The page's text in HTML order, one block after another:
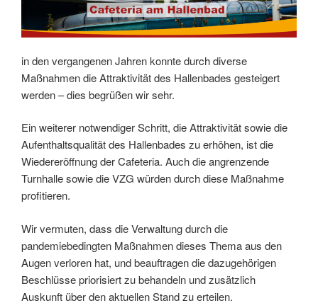
in den vergangenen Jahren konnte durch diverse
Maßnahmen die Attraktivität des Hallenbades gesteigert
werden – dies begrüßen wir sehr.
Ein weiterer notwendiger Schritt, die Attraktivität sowie die
Aufenthaltsqualität des Hallenbades zu erhöhen, ist die
Wiedereröffnung der Cafeteria. Auch die angrenzende
Turnhalle sowie die VZG würden durch diese Maßnahme
profitieren.
Wir vermuten, dass die Verwaltung durch die
pandemiebedingten Maßnahmen dieses Thema aus den
Augen verloren hat, und beauftragen die dazugehörigen
Beschlüsse priorisiert zu behandeln und zusätzlich
Auskunft über den aktuellen Stand zu erteilen.